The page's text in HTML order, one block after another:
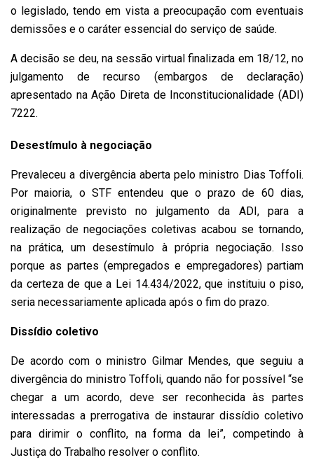
o legislado, tendo em vista a preocupação com eventuais
demissões e o caráter essencial do serviço de saúde.
A decisão se deu, na sessão virtual finalizada em 18/12, no
julgamento de recurso (embargos de declaração)
apresentado na Ação Direta de Inconstitucionalidade (ADI)
7222.
Desestímulo à negociação
Prevaleceu a divergência aberta pelo ministro Dias Toffoli.
Por maioria, o STF entendeu que o prazo de 60 dias,
originalmente previsto no julgamento da ADI, para a
realização de negociações coletivas acabou se tornando,
na prática, um desestímulo à própria negociação. Isso
porque as partes (empregados e empregadores) partiam
da certeza de que a Lei 14.434/2022, que instituiu o piso,
seria necessariamente aplicada após o fim do prazo.
Dissídio coletivo
De acordo com o ministro Gilmar Mendes, que seguiu a
divergência do ministro Toffoli, quando não for possível “se
chegar a um acordo, deve ser reconhecida às partes
interessadas a prerrogativa de instaurar dissídio coletivo
para dirimir o conflito, na forma da lei”, competindo à
Justiça do Trabalho resolver o conflito.